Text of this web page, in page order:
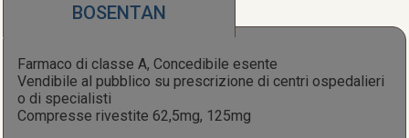
BOSENTAN
Farmaco di classe A, Concedibile esente
Vendibile al pubblico su prescrizione di centri ospedalieri
o di specialisti
Compresse rivestite 62,5mg, 125mg